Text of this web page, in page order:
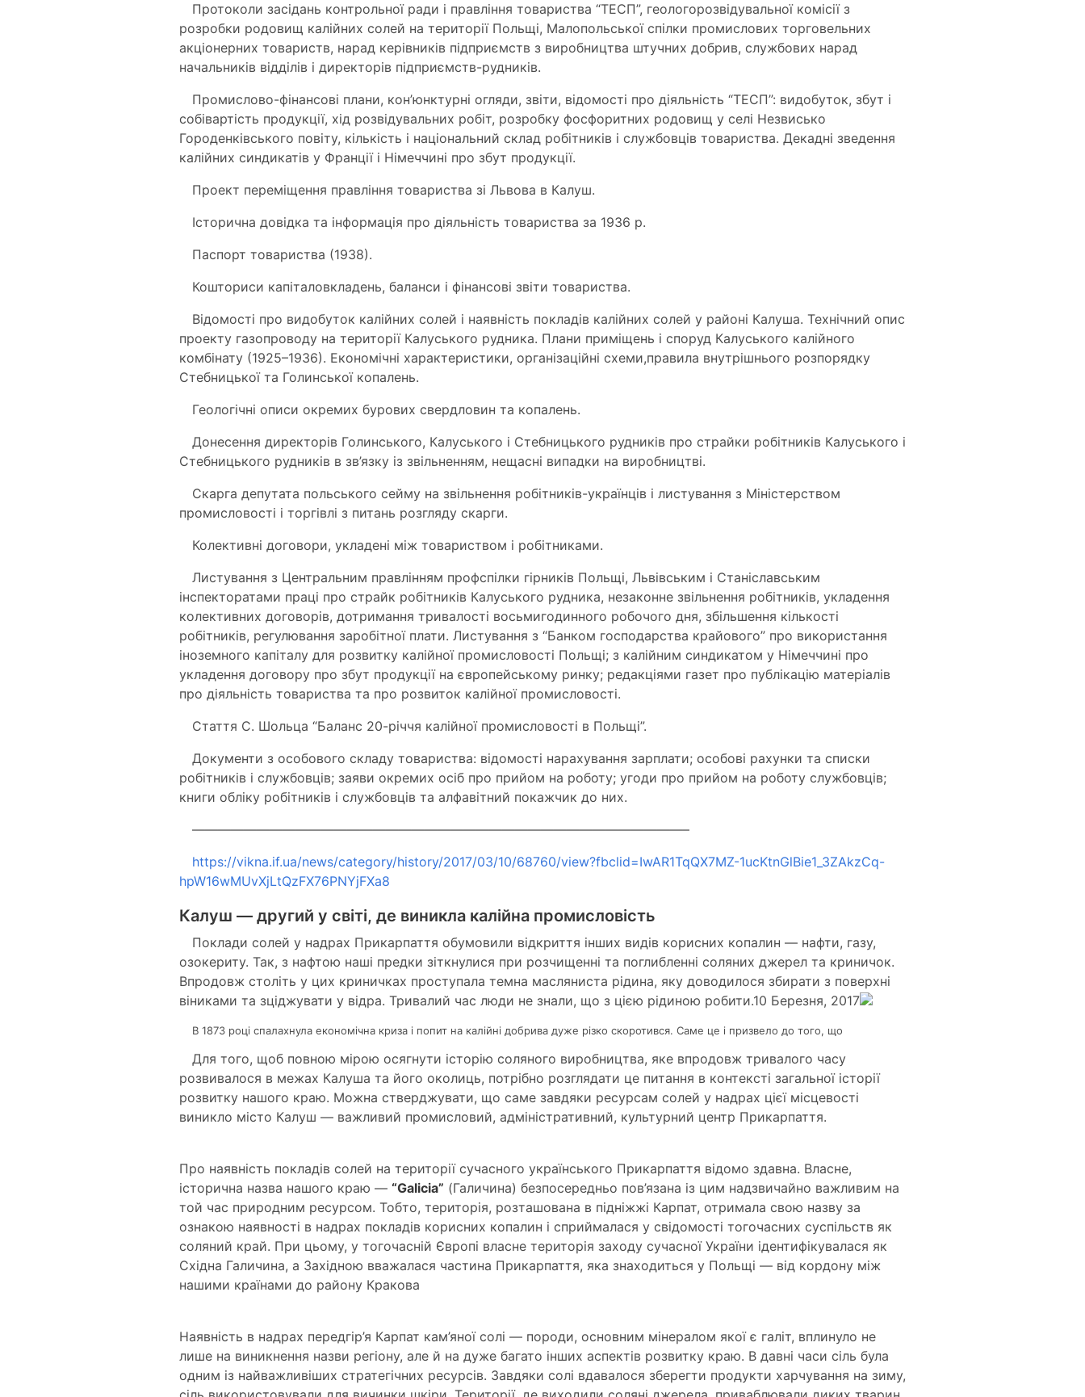
Протоколи засідань контрольної ради і правління товариства “ТЕСП”, геологорозвідувальної комісії з
розробки родовищ калійних солей на території Польщі, Малопольської спілки промислових торговельних
акціонерних товариств, нарад керівників підприємств з виробництва штучних добрив, службових нарад
начальників відділів і директорів підприємств-рудників.
Промислово-фінансові плани, кон’юнктурні огляди, звіти, відомості про діяльність “ТЕСП”: видобуток, збут і
собівартість продукції, хід розвідувальних робіт, розробку фосфоритних родовищ у селі Незвисько
Городенківського повіту, кількість і національний склад робітників і службовців товариства. Декадні зведення
калійних синдикатів у Франції і Німеччині про збут продукції.
Проект переміщення правління товариства зі Львова в Калуш.
Історична довідка та інформація про діяльність товариства за 1936 р.
Паспорт товариства (1938).
Кошториси капіталовкладень, баланси і фінансові звіти товариства.
Відомості про видобуток калійних солей і наявність покладів калійних солей у районі Калуша. Технічний опис
проекту газопроводу на території Калуського рудника. Плани приміщень і споруд Калуського калійного
комбінату (1925–1936). Економічні характеристики, організаційні схеми,правила внутрішнього розпорядку
Стебницької та Голинської копалень.
Геологічні описи окремих бурових свердловин та копалень.
Донесення директорів Голинського, Калуського і Стебницького рудників про страйки робітників Калуського і
Стебницького рудників в зв’язку із звільненням, нещасні випадки на виробництві.
Скарга депутата польського сейму на звільнення робітників-українців і листування з Міністерством
промисловості і торгівлі з питань розгляду скарги.
Колективні договори, укладені між товариством і робітниками.
Листування з Центральним правлінням профспілки гірників Польщі, Львівським і Станіславським
інспекторатами праці про страйк робітників Калуського рудника, незаконне звільнення робітників, укладення
колективних договорів, дотримання тривалості восьмигодинного робочого дня, збільшення кількості
робітників, регулювання заробітної плати. Листування з “Банком господарства крайового” про використання
іноземного капіталу для розвитку калійної промисловості Польщі; з калійним синдикатом у Німеччині про
укладення договору про збут продукції на європейському ринку; редакціями газет про публікацію матеріалів
про діяльність товариства та про розвиток калійної промисловості.
Стаття С. Шольца “Баланс 20-річчя калійної промисловості в Польщі”.
Документи з особового складу товариства: відомості нарахування зарплати; особові рахунки та списки
робітників і службовців; заяви окремих осіб про прийом на роботу; угоди про прийом на роботу службовців;
книги обліку робітників і службовців та алфавітний покажчик до них.
——————————————————————————————————————–
https://vikna.if.ua/news/category/history/2017/03/10/68760/view?fbclid=IwAR1TqQX7MZ-1ucKtnGlBie1_3ZAkzCq-
hpW16wMUvXjLtQzFX76PNYjFXa8
Калуш — другий у світі, де виникла калійна промисловість
Поклади солей у надрах Прикарпаття обумовили відкриття інших видів корисних копалин — нафти, газу,
озокериту. Так, з нафтою наші предки зіткнулися при розчищенні та поглибленні соляних джерел та криничок.
Впродовж століть у цих криничках проступала темна масляниста рідина, яку доводилося збирати з поверхні
віниками та зціджувати у відра. Тривалий час люди не знали, що з цією рідиною робити.10 Березня, 2017
В 1873 році спалахнула економічна криза і попит на калійні добрива дуже різко скоротився. Саме це і призвело до того, що
Для того, щоб повною мірою осягнути історію соляного виробництва, яке впродовж тривалого часу
розвивалося в межах Калуша та його околиць, потрібно розглядати це питання в контексті загальної історії
розвитку нашого краю. Можна стверджувати, що саме завдяки ресурсам солей у надрах цієї місцевості
виникло місто Калуш — важливий промисловий, адміністративний, культурний центр Прикарпаття.
Про наявність покладів солей на території сучасного українського Прикарпаття відомо здавна. Власне,
історична назва нашого краю — “Galicia” (Галичина) безпосередньо пов’язана із цим надзвичайно важливим на
той час природним ресурсом. Тобто, територія, розташована в підніжжі Карпат, отримала свою назву за
ознакою наявності в надрах покладів корисних копалин і сприймалася у свідомості тогочасних суспільств як
соляний край. При цьому, у тогочасній Європі власне територія заходу сучасної України ідентифікувалася як
Східна Галичина, а Західною вважалася частина Прикарпаття, яка знаходиться у Польщі — від кордону між
нашими країнами до району Кракова
Наявність в надрах передгір’я Карпат кам’яної солі — породи, основним мінералом якої є галіт, вплинуло не
лише на виникнення назви регіону, але й на дуже багато інших аспектів розвитку краю. В давні часи сіль була
одним із найважливіших стратегічних ресурсів. Завдяки солі вдавалося зберегти продукти харчування на зиму,